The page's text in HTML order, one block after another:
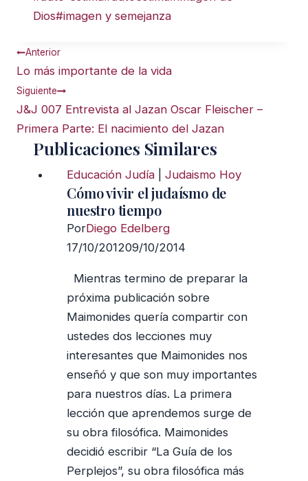
de
entrada:
Dios#imagen y semejanza
Navegación
de
entradas
Anterior
Lo más importante de la vida
Siguiente
J&J 007 Entrevista al Jazan Oscar Fleischer –
Primera Parte: El nacimiento del Jazan
Publicaciones Similares
Educación Judía |Judaismo Hoy
Cómo vivir el judaísmo de
nuestro tiempo
PorDiego Edelberg
17/10/201209/10/2014
Mientras termino de preparar la
próxima publicación sobre
Maimonides quería compartir con
ustedes dos lecciones muy
interesantes que Maimonides nos
enseñó y que son muy importantes
para nuestros días. La primera
lección que aprendemos surge de
su obra filosófica. Maimonides
decidió escribir “La Guía de los
Perplejos”, su obra filosófica más